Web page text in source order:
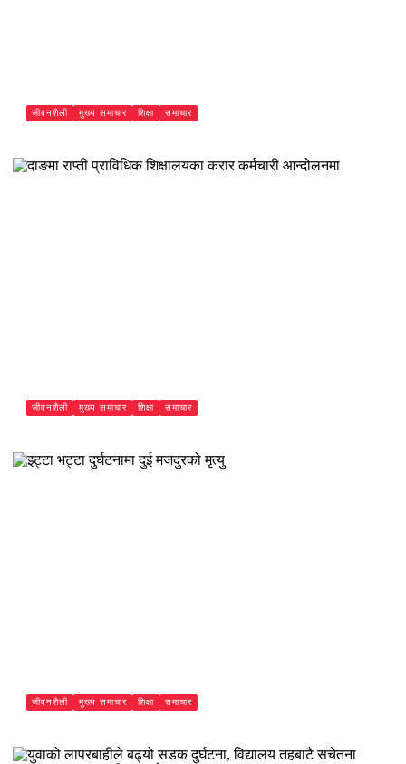
जीवनशैली मुख्य समाचार शिक्षा समाचार
Paschimeli
जीवनशैली मुख्य समाचार शिक्षा समाचार
Paschimeli
जीवनशैली मुख्य समाचार शिक्षा समाचार
Paschimeli